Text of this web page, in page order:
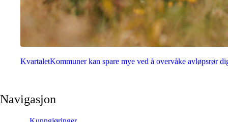
KvartaletKommuner kan spare mye ved å overvåke avløpsrør
Navigasjon